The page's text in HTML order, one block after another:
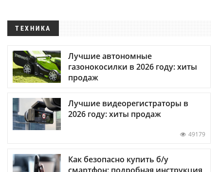
ТЕХНИКА
Лучшие автономные
газонокосилки в 2026 году: хиты
продаж
Лучшие видеорегистраторы в
2026 году: хиты продаж
49179
Как безопасно купить б/у
смартфон: подробная инструкция